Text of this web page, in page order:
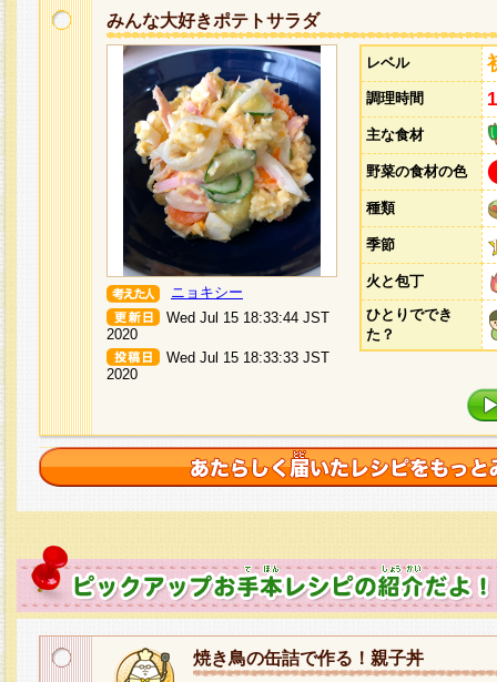
みんな大好きポテトサラダ
ニョキシー
Wed Jul 15 18:33:44 JST
2020
Wed Jul 15 18:33:33 JST
2020
レベル
調理時間
主な食材
野菜の食材の色
種類
季節
火と包丁
ひとりででき
た？
焼き鳥の缶詰で作る！親子丼